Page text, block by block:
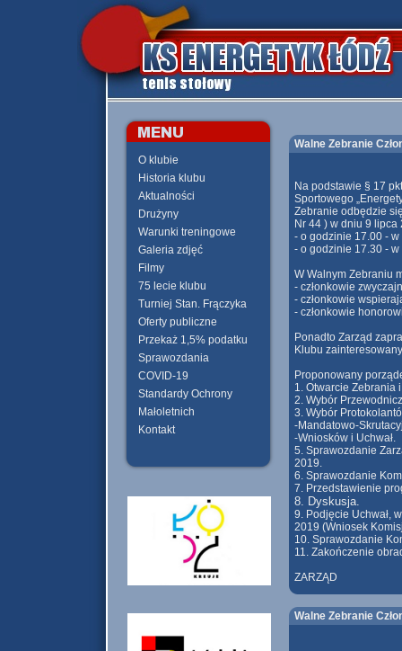
O klubie
Historia klubu
Aktualności
Drużyny
Warunki treningowe
Galeria zdjęć
Filmy
75 lecie klubu
Turniej Stan. Frączyka
Oferty publiczne
Przekaż 1,5% podatku
Sprawozdania
COVID-19
Standardy Ochrony
Małoletnich
Kontakt
Walne Zebranie
Na podstawie § 17
Sportowego
Zebranie odbędzie
Nr 44 ) w dniu 9 lipca
- o godzinie 17.00 -
- o godzinie 17.30 -
W Walnym Zebraniu
- członkowie
- członkowie
- członkowie
Ponadto Zarząd
Klubu
Proponowany
1. Otwarcie Zebrania
2. Wybór
3. Wybór
-Mandatowo-
-Wniosków i Uchwał.
5. Sprawozdanie
2019.
6. Sprawozdanie
7. Przedstawienie
8. Dyskusja.
9. Podjęcie Uchwał,
2019 (Wniosek
10. Sprawozdanie
11. Zakończenie
ZARZĄD
Walne Zebranie